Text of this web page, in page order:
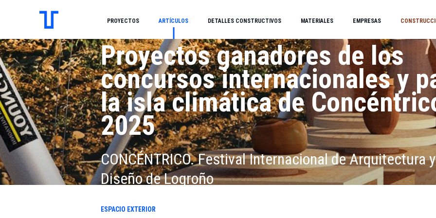
PROYECTOS ARTÍCULOS DETALLES CONSTRUCTIVOS MATERIALES EMPRESAS
Proyectos ganadores de los
concursos internacionales y
la isla climática de
2025
CONCÉNTRICO. Festival Internacional de Arquitectura y
Diseño de Logroño
ESPACIO EXTERIOR